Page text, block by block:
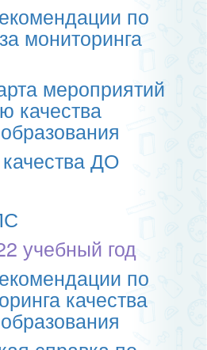
по
мониторинга
мероприятий
качества
ДО
учебный год
по
качества